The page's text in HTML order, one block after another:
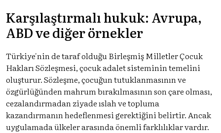
Karşılaştırmalı hukuk: Avrupa,
ABD ve diğer örnekler
Türkiye'nin de taraf olduğu Birleşmiş Milletler Çocuk
Hakları Sözleşmesi, çocuk adalet sisteminin temelini
oluşturur. Sözleşme, çocuğun tutuklanmasının ve
özgürlüğünden mahrum bırakılmasının son çare olması,
cezalandırmadan ziyade ıslah ve topluma
kazandırmanın hedeflenmesi gerektiğini belirtir. Ancak
uygulamada ülkeler arasında önemli farklılıklar vardır.